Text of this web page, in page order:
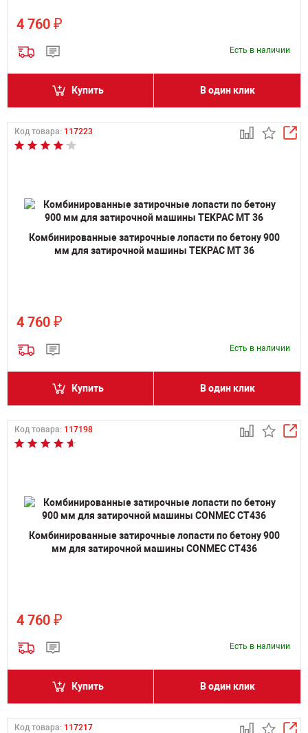
4 760 ₽
Есть в наличии
Купить В один клик
Код товара: 117223
Комбинированные затирочные лопасти по бетону 900
мм для затирочной машины TEKPAC MT 36
4 760 ₽
Есть в наличии
Купить В один клик
Код товара: 117198
Комбинированные затирочные лопасти по бетону 900
мм для затирочной машины CONMEC CT436
4 760 ₽
Есть в наличии
Купить В один клик
Код товара: 117217